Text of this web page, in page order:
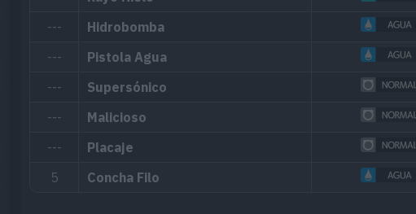
---
Hidrobomba
---
Pistola Agua
---
Supersónico
---
Malicioso
---
Placaje
5
Concha Filo